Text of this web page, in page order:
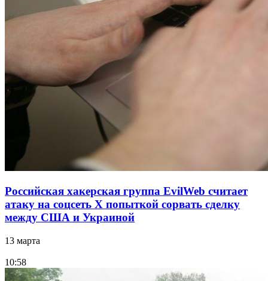
Российская хакерская группа EvilWeb считает
атаку на соцсеть Х попыткой сорвать сделку
между США и Украиной
13 марта
10:58